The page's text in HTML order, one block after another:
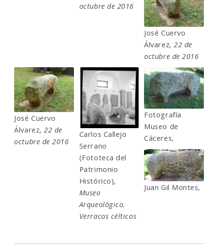
octubre de 2016
José Cuervo
Álvarez,22 de
octubre de 2016
José Cuervo
Álvarez,22 de
octubre de 2016
Carlos Callejo
Serrano
(Fototeca del
Patrimonio
Histórico),
Museo
Arqueológico.
Verracos célticos
Fotografía
Museo de
Cáceres,
Juan Gil Montes,